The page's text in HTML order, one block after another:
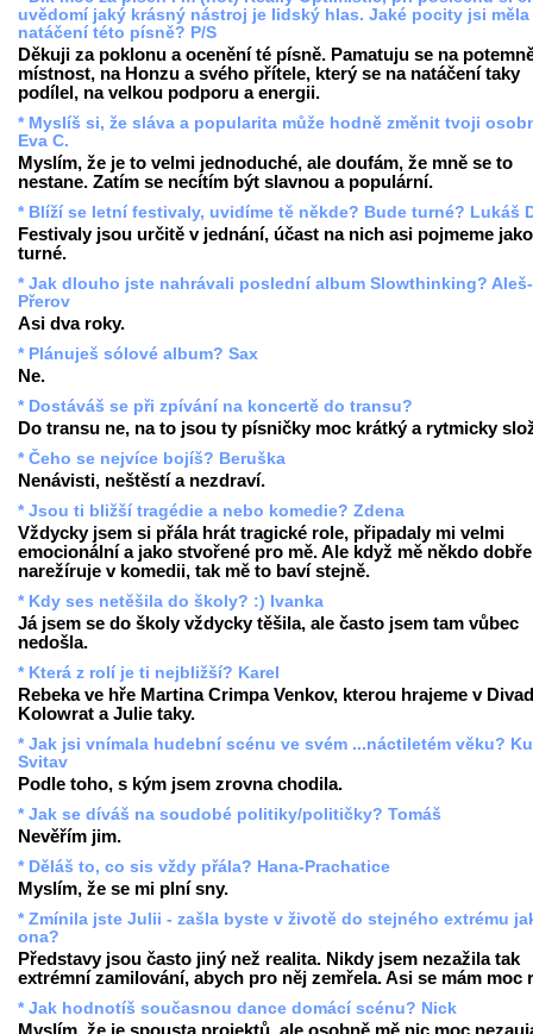
uvědomí jaký krásný nástroj je lidský hlas. Jaké pocity jsi měla
natáčení této písně? P/S
Děkuji za poklonu a ocenění té písně. Pamatuju se na
místnost, na Honzu a svého přítele, který se na natáčení taky
podílel, na velkou podporu a energii.
* Myslíš si, že sláva a popularita může hodně změnit tvoji
Eva C.
Myslím, že je to velmi jednoduché, ale doufám, že mně se to
nestane. Zatím se necítím být slavnou a populární.
* Blíží se letní festivaly, uvidíme tě někde? Bude turné? Lukáš
Festivaly jsou určitě v jednání, účast na nich asi pojmeme jako
turné.
* Jak dlouho jste nahrávali poslední album Slowthinking? Aleš-
Přerov
Asi dva roky.
* Plánuješ sólové album? Sax
Ne.
* Dostáváš se při zpívání na koncertě do transu?
Do transu ne, na to jsou ty písničky moc krátký a rytmicky
* Čeho se nejvíce bojíš? Beruška
Nenávisti, neštěstí a nezdraví.
* Jsou ti bližší tragédie a nebo komedie? Zdena
Vždycky jsem si přála hrát tragické role, připadaly mi velmi
emocionální a jako stvořené pro mě. Ale když mě někdo dobře
narežíruje v komedii, tak mě to baví stejně.
* Kdy ses netěšila do školy? :) Ivanka
Já jsem se do školy vždycky těšila, ale často jsem tam vůbec
nedošla.
* Která z rolí je ti nejbližší? Karel
Rebeka ve hře Martina Crimpa Venkov, kterou hrajeme v
Kolowrat a Julie taky.
* Jak jsi vnímala hudební scénu ve svém ...náctiletém věku?
Svitav
Podle toho, s kým jsem zrovna chodila.
* Jak se díváš na soudobé politiky/političky? Tomáš
Nevěřím jim.
* Děláš to, co sis vždy přála? Hana-Prachatice
Myslím, že se mi plní sny.
* Zmínila jste Julii - zašla byste v životě do stejného extrému
ona?
Představy jsou často jiný než realita. Nikdy jsem nezažila tak
extrémní zamilování, abych pro něj zemřela. Asi se mám moc
* Jak hodnotíš současnou dance domácí scénu? Nick